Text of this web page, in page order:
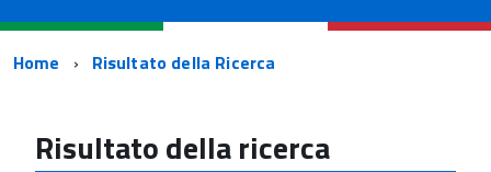
Percorso
navigazione
Home Risultato della Ricerca
Risultato della ricerca